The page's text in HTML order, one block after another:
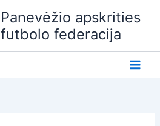
Panevėžio apskrities
futbolo federacija